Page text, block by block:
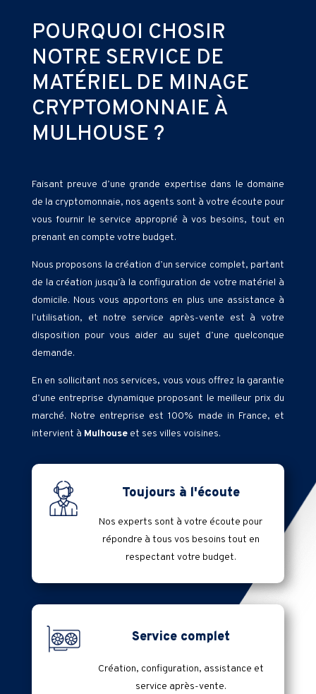
POURQUOI CHOSIR
NOTRE SERVICE DE
MATÉRIEL DE MINAGE
CRYPTOMONNAIE À
MULHOUSE ?
Faisant preuve d’une grande expertise dans le domaine
de la cryptomonnaie, nos agents sont à votre écoute pour
vous fournir le service approprié à vos besoins, tout en
prenant en compte votre budget.
Nous proposons la création d’un service complet, partant
de la création jusqu’à la configuration de votre matériel à
domicile. Nous vous apportons en plus une assistance à
l’utilisation, et notre service après-vente est à votre
disposition pour vous aider au sujet d’une quelconque
demande.
En en sollicitant nos services, vous vous offrez la garantie
d’une entreprise dynamique proposant le meilleur prix du
marché. Notre entreprise est 100% made in France, et
intervient à Mulhouseet ses villes voisines.
Toujours à l'écoute
Nos experts sont à votre écoute pour
répondre à tous vos besoins tout en
respectant votre budget.
Service complet
Création, configuration, assistance et
service après-vente.